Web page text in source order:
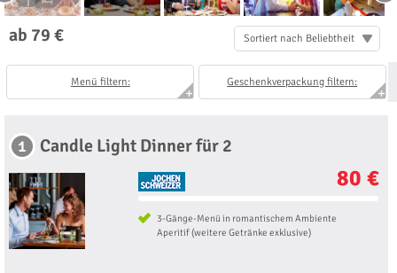
ab 79 € Sortiert nach Beliebtheit
Menü filtern: Geschenkverpackung filtern:
1 Candle Light Dinner für 2
80 €
3-Gänge-Menü in romantischem Ambiente
Aperitif (weitere Getränke exklusive)